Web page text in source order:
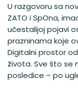
U razgovoru sa
ZATO i SpOna,
učestalijoj pojavi
prazninama koje
Digitalni prostor
života. Sve što se
posledice – po